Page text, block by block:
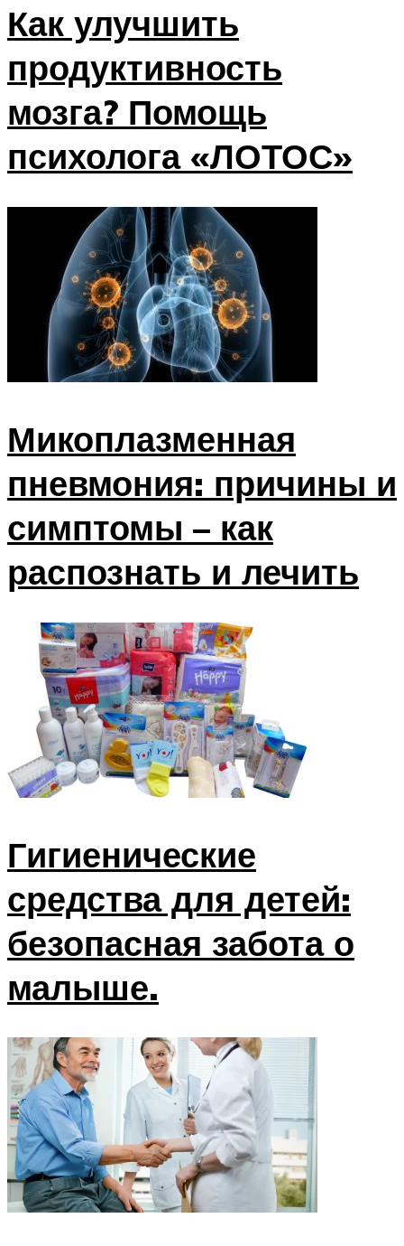
Как улучшить
продуктивность
мозга? Помощь
психолога «ЛОТОС»
Микоплазменная
пневмония: причины и
симптомы – как
распознать и лечить
Гигиенические
средства для детей:
безопасная забота о
малыше.